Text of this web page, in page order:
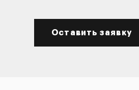
Оставить заявку